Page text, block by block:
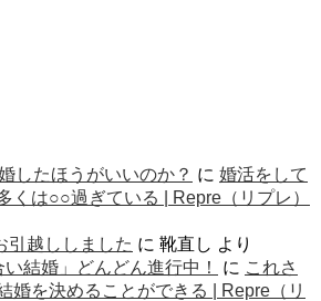
したほうがいいのか？ に 婚活をして
くは○○過ぎている | Repre（リプレ）
引越ししました に 靴直し より
い結婚」どんどん進行中！
に これさ
婚を決めることができる | Repre（リ